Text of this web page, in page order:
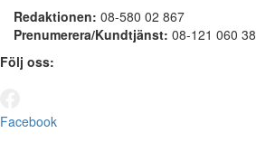
Redaktionen: 08-580 02 867
Prenumerera/Kundtjänst: 08-121 060 38
Följ oss:
Facebook